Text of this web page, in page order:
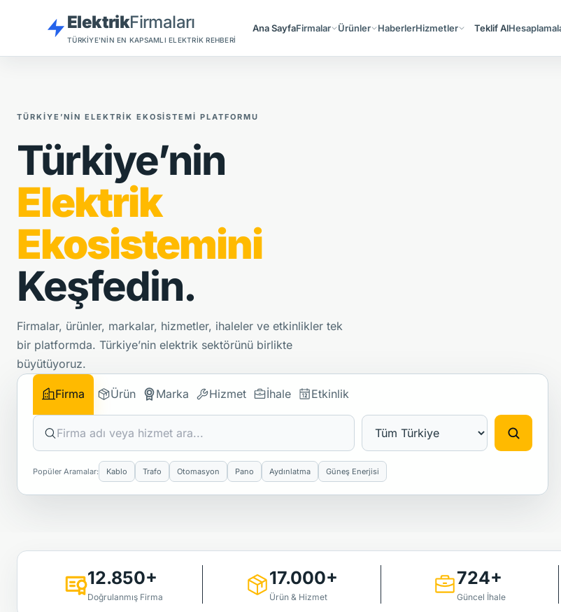
ElektrikFirmaları
TÜRKIYE'NIN EN KAPSAMLI ELEKTRIK REHBERI
Ana SayfaFirmalar Ürünler HaberlerHizmetler Teklif Al
TÜRKIYE’NIN ELEKTRIK EKOSISTEMI PLATFORMU
Türkiye’nin
Elektrik
Ekosistemini
Keşfedin.
Firmalar, ürünler, markalar, hizmetler, ihaleler ve etkinlikler tek
bir platformda. Türkiye’nin elektrik sektörünü birlikte
büyütüyoruz.
Firma Ürün Marka Hizmet İhale Etkinlik
Popüler Aramalar: Kablo Trafo Otomasyon Pano Aydınlatma Güneş Enerjisi
12.850+
Doğrulanmış Firma
17.000+
Ürün & Hizmet
724+
Güncel İhale